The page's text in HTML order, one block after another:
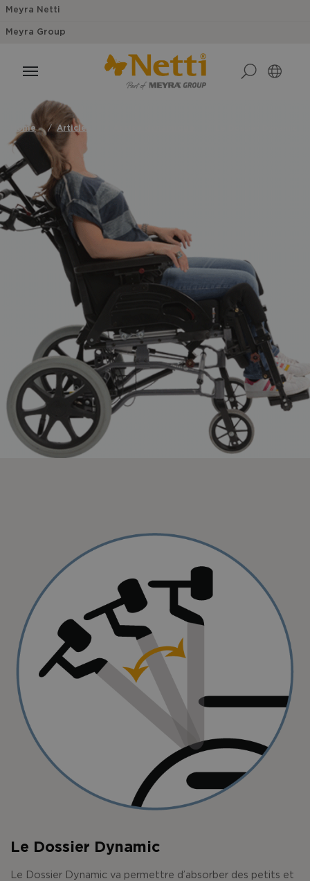
Meyra Netti
Meyra Group
Home Articles
Le Dossier Dynamic
Le Dossier Dynamic va permettre d’absorber des petits et